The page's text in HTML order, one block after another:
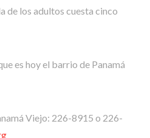
de los adultos cuesta cinco
es hoy el barrio de Panamá
Viejo: 226-8915 o 226-